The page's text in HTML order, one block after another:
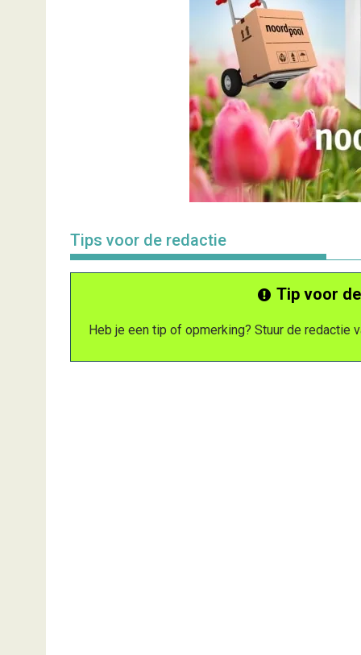
Tips voor de redactie
Tip voor
Heb je een tip of opmerking? Stuur de redactie